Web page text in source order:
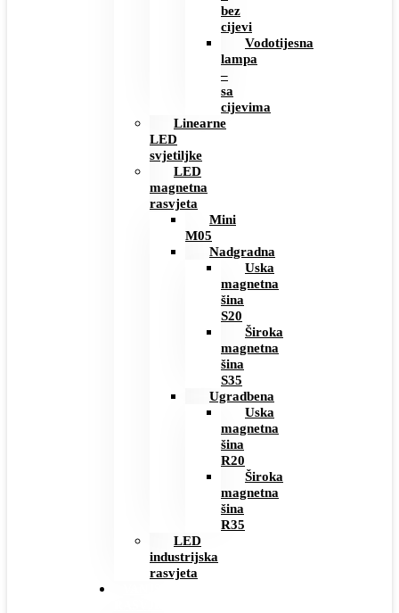
bez
cijevi
Vodotijesna
lampa
–
sa
cijevima
Linearne
LED
svjetiljke
LED
magnetna
rasvjeta
Mini
M05
Nadgradna
Uska
magnetna
šina
S20
Široka
magnetna
šina
S35
Ugradbena
Uska
magnetna
šina
R20
Široka
magnetna
šina
R35
LED
industrijska
rasvjeta